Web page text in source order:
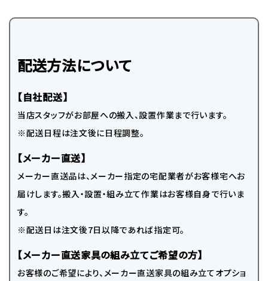
配送方法について
【自社配送】
当店スタッフがお部屋への搬入、設置作業まで行います。
※配送日程は注文後に日程調整。
【メーカー直送】
メーカー直送品は、メーカー指定の宅配業者がお客様宅へお
届けします。搬入・設置・組み立て作業はお客様自身で行いま
す。
※配送日は注文後7日以降であれば指定可。
【メーカー直送家具の組み立てご希望の方】
お客様のご希望により、メーカー直送家具の組み立てオプショ